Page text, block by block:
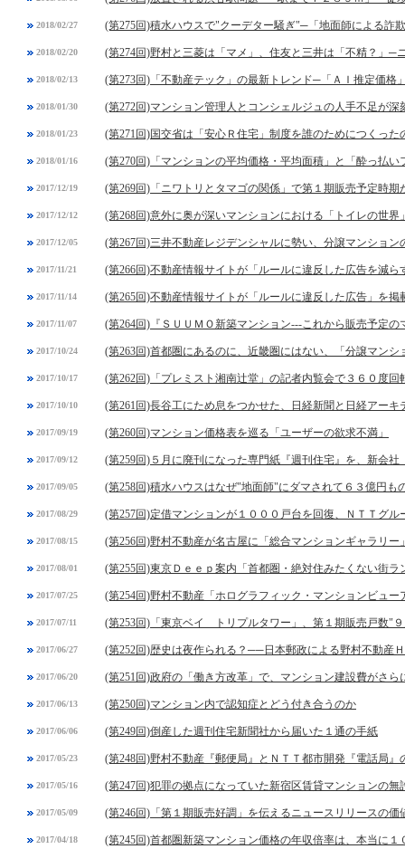
2018/02/27 (第275回)積水ハウスで"クーデター騒ぎ"─「地面師による詐
2018/02/20 (第274回)野村と三菱は「マメ」、住友と三井は「不精？」─
2018/02/13 (第273回)「不動産テック」の最新トレンド─「ＡＩ推定価格
2018/01/30 (第272回)マンション管理人とコンシェルジュの人手不足が深
2018/01/23 (第271回)国交省は「安心Ｒ住宅」制度を誰のためにつくった
2018/01/16 (第270回)「マンションの平均価格・平均面積」と「酔っ払
2017/12/19 (第269回)「ニワトリとタマゴの関係」で第１期販売予定時期
2017/12/12 (第268回)意外に奥が深いマンションにおける「トイレの世界
2017/12/05 (第267回)三井不動産レジデンシャルに勢い、分譲マンション
2017/11/21 (第266回)不動産情報サイトが「ルールに違反した広告を減ら
2017/11/14 (第265回)不動産情報サイトが「ルールに違反した広告」を掲
2017/11/07 (第264回)『ＳＵＵＭＯ新築マンション---これから販売予定
2017/10/24 (第263回)首都圏にあるのに、近畿圏にはない、「分譲マンシ
2017/10/17 (第262回)「プレミスト湘南辻堂」の記者内覧会で３６０度
2017/10/10 (第261回)長谷工にため息をつかせた、日経新聞と日経アーキ
2017/09/19 (第260回)マンション価格表を巡る「ユーザーの欲求不満」
2017/09/12 (第259回)５月に廃刊になった専門紙『週刊住宅』を、新会
2017/09/05 (第258回)積水ハウスはなぜ"地面師"にダマされて６３億円も
2017/08/29 (第257回)定借マンションが１０００戸台を回復、ＮＴＴグル
2017/08/15 (第256回)野村不動産が名古屋に「総合マンションギャラリ
2017/08/01 (第255回)東京Ｄｅｅｐ案内「首都圏・絶対住みたくない街ラ
2017/07/25 (第254回)野村不動産「ホログラフィック・マンションビュー
2017/07/11 (第253回)「東京ベイ トリプルタワー」、第１期販売戸数"
2017/06/27 (第252回)歴史は夜作られる？──日本郵政による野村不動産
2017/06/20 (第251回)政府の「働き方改革」で、マンション建設費がさら
2017/06/13 (第250回)マンション内で認知症とどう付き合うのか
2017/06/06 (第249回)倒産した週刊住宅新聞社から届いた１通の手紙
2017/05/23 (第248回)野村不動産『郵便局』とＮＴＴ都市開発『電話局
2017/05/16 (第247回)犯罪の拠点になっていた新宿区賃貸マンションの無
2017/05/09 (第246回)「第１期販売好調」を伝えるニュースリリースの価
2017/04/18 (第245回)首都圏新築マンション価格の年収倍率は、本当に１